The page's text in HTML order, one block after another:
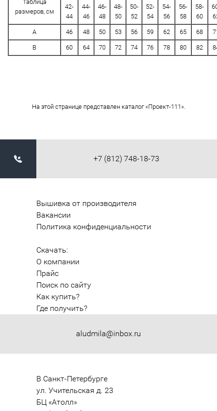
Таблица
размеров, см
42-
44
44-
46
46-
48
48-
50
50-
52
52-
54
54-
56
56-
58
58-
60
A 46 48 50 53 56 59 62 65 68
B 60 64 70 72 74 76 78 80 82
На этой странице представлен каталог «Проект-111».
+7 (812) 748-18-73
aludmila@inbox.ru
Вышивка от производителя
Вакансии
Политика конфиденциальности
Скачать:
О компании
Прайс
Поиск по сайту
Как купить?
Где получить?
В Санкт-Петербурге
ул. Учительская д. 23
БЦ «Атолл»